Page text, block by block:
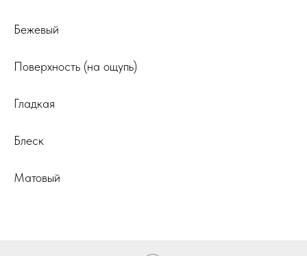
Бежевый
Поверхность (на ощупь)
Гладкая
Блеск
Матовый